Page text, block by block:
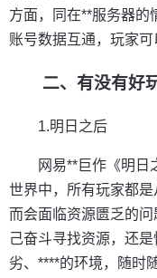
方面，同在**服务器的
账号数据互通，玩家可
二、有没有好
1.明日之后
网易**巨作《明日
世界中，所有玩家都
而会面临资源匮乏的
己奋斗寻找资源，还
劣、****的环境，随时